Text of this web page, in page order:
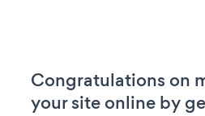
Congratulations on
your site online by